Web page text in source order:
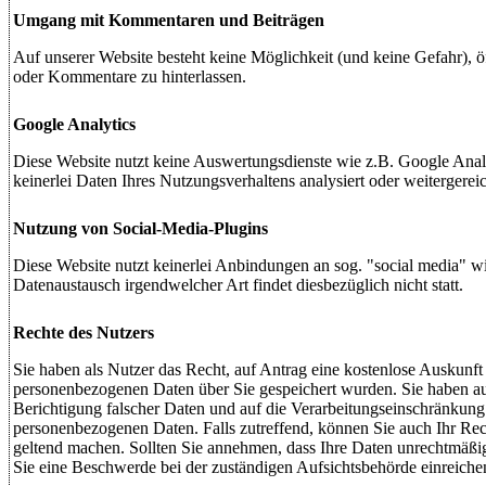
Umgang mit Kommentaren und Beiträgen
Auf unserer Website besteht keine Möglichkeit (und keine Gefahr),
oder Kommentare zu hinterlassen.
Google Analytics
Diese Website nutzt keine Auswertungsdienste wie z.B. Google
keinerlei Daten Ihres Nutzungsverhaltens analysiert oder
Nutzung von Social-Media-Plugins
Diese Website nutzt keinerlei Anbindungen an sog. "social media"
Datenaustausch irgendwelcher Art findet diesbezüglich nicht statt.
Rechte des Nutzers
Sie haben als Nutzer das Recht, auf Antrag eine kostenlose
personenbezogenen Daten über Sie gespeichert wurden. Sie haben
Berichtigung falscher Daten und auf die
personenbezogenen Daten. Falls zutreffend, können Sie auch Ihr
geltend machen. Sollten Sie annehmen, dass Ihre Daten
Sie eine Beschwerde bei der zuständigen Aufsichtsbehörde